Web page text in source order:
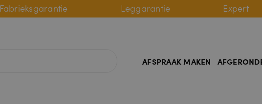
Fabrieksgarantie Leggarantie Expert
AFSPRAAK MAKEN